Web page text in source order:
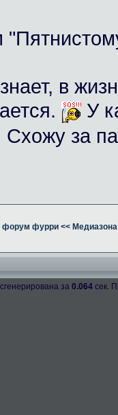
в
У
Схожу за
форум фурри << Медиазона
за 0.064 сек.